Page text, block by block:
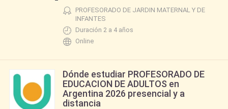
PROFESORADO DE JARDIN MATERNAL Y DE
INFANTES
Duración 2 a 4 años
Online
Dónde estudiar PROFESORADO DE
EDUCACION DE ADULTOS en
Argentina 2026 presencial y a
distancia